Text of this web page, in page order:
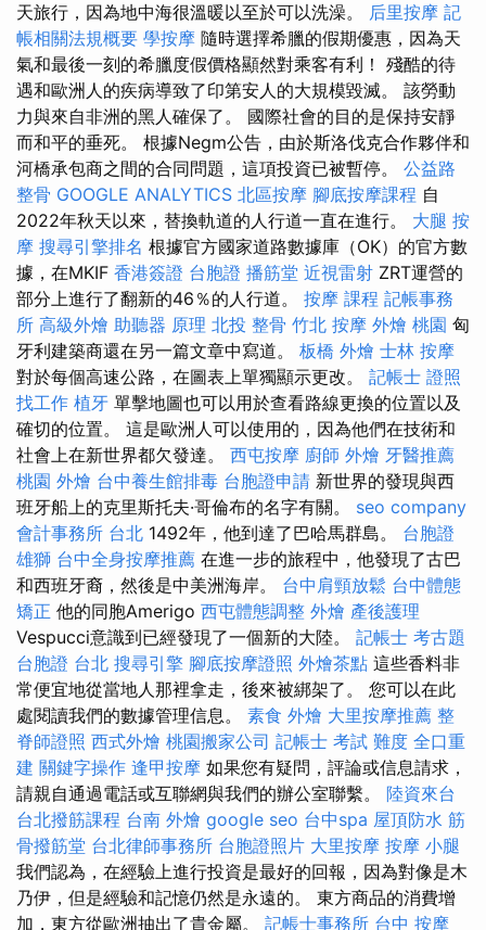
天旅行，因為地中海很溫暖以至於可以洗澡。 后里按摩 記
帳相關法規概要 學按摩 隨時選擇希臘的假期優惠，因為天
氣和最後一刻的希臘度假價格顯然對乘客有利！ 殘酷的待
遇和歐洲人的疾病導致了印第安人的大規模毀滅。 該勞動
力與來自非洲的黑人確保了。 國際社會的目的是保持安靜
而和平的垂死。 根據Negm公告，由於斯洛伐克合作夥伴和
河橋承包商之間的合同問題，這項投資已被暫停。 公益路
整骨 GOOGLE ANALYTICS 北區按摩 腳底按摩課程 自
2022年秋天以來，替換軌道的人行道一直在進行。 大腿 按
摩 搜尋引擎排名 根據官方國家道路數據庫（OK）的官方數
據，在MKIF 香港簽證 台胞證 播筋堂 近視雷射 ZRT運營的
部分上進行了翻新的46％的人行道。 按摩 課程 記帳事務
所 高級外燴 助聽器 原理 北投 整骨 竹北 按摩 外燴 桃園 匈
牙利建築商還在另一篇文章中寫道。 板橋 外燴 士林 按摩
對於每個高速公路，在圖表上單獨顯示更改。 記帳士 證照
找工作 植牙 單擊地圖也可以用於查看路線更換的位置以及
確切的位置。 這是歐洲人可以使用的，因為他們在技術和
社會上在新世界都欠發達。 西屯按摩 廚師 外燴 牙醫推薦
桃園 外燴 台中養生館排毒 台胞證申請 新世界的發現與西
班牙船上的克里斯托夫·哥倫布的名字有關。 seo company
會計事務所 台北 1492年，他到達了巴哈馬群島。 台胞證
雄獅 台中全身按摩推薦 在進一步的旅程中，他發現了古巴
和西班牙裔，然後是中美洲海岸。 台中肩頸放鬆 台中體態
矯正 他的同胞Amerigo 西屯體態調整 外燴 產後護理
Vespucci意識到已經發現了一個新的大陸。 記帳士 考古題
台胞證 台北 搜尋引擎 腳底按摩證照 外燴茶點 這些香料非
常便宜地從當地人那裡拿走，後來被綁架了。 您可以在此
處閱讀我們的數據管理信息。 素食 外燴 大里按摩推薦 整
脊師證照 西式外燴 桃園搬家公司 記帳士 考試 難度 全口重
建 關鍵字操作 逢甲按摩 如果您有疑問，評論或信息請求，
請親自通過電話或互聯網與我們的辦公室聯繫。 陸資來台
台北撥筋課程 台南 外燴 google seo 台中spa 屋頂防水 筋
骨撥筋堂 台北律師事務所 台胞證照片 大里按摩 按摩 小腿
我們認為，在經驗上進行投資是最好的回報，因為對像是木
乃伊，但是經驗和記憶仍然是永遠的。 東方商品的消費增
加，東方從歐洲抽出了貴金屬。 記帳士事務所 台中 按摩